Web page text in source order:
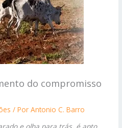
do compromisso
/ PorAntonio C. Barro